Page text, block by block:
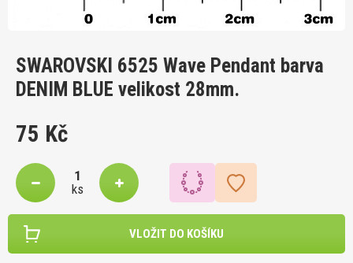
SWAROVSKI 6525 Wave Pendant barva
DENIM BLUE velikost 28mm.
75 Kč
ks
VLOŽIT DO KOŠÍKU